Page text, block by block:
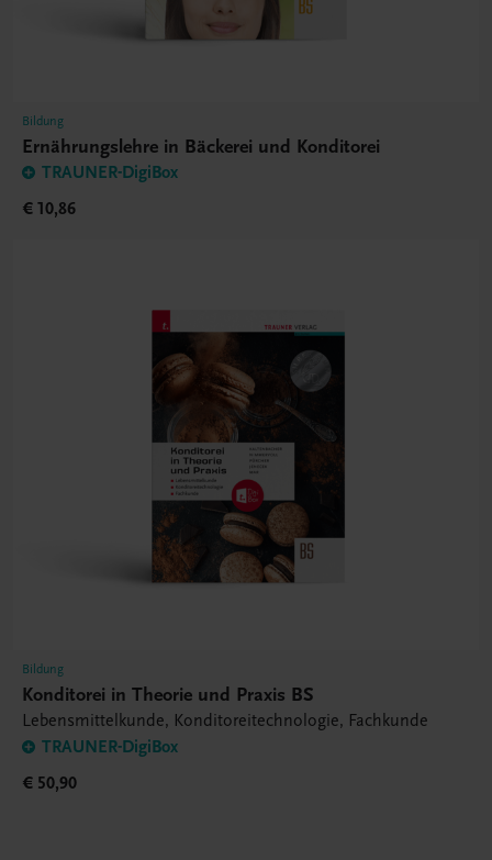
Bildung
Ernährungslehre in Bäckerei und Konditorei
TRAUNER-DigiBox
€ 10,86
Bildung
Konditorei in Theorie und Praxis BS
Lebensmittelkunde, Konditoreitechnologie, Fachkunde
TRAUNER-DigiBox
€ 50,90